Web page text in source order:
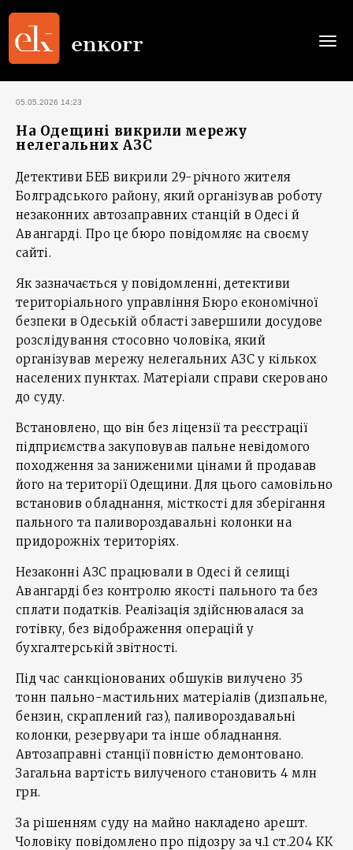
05.05.2026 14:23
На Одещині викрили мережу
нелегальних АЗС
Детективи БЕБ викрили 29-річного жителя
Болградського району, який організував роботу
незаконних автозаправних станцій в Одесі й
Авангарді. Про це бюро повідомляє на своєму
сайті.
Як зазначається у повідомленні, детективи
територіального управління Бюро економічної
безпеки в Одеській області завершили досудове
розслідування стосовно чоловіка, який
організував мережу нелегальних АЗС у кількох
населених пунктах. Матеріали справи скеровано
до суду.
Встановлено, що він без ліцензії та реєстрації
підприємства закуповував пальне невідомого
походження за заниженими цінами й продавав
його на території Одещини. Для цього самовільно
встановив обладнання, місткості для зберігання
пального та паливороздавальні колонки на
придорожніх територіях.
Незаконні АЗС працювали в Одесі й селищі
Авангарді без контролю якості пального та без
сплати податків. Реалізація здійснювалася за
готівку, без відображення операцій у
бухгалтерській звітності.
Під час санкціонованих обшуків вилучено 35
тонн пально-мастильних матеріалів (дизпальне,
бензин, скраплений газ), паливороздавальні
колонки, резервуари та інше обладнання.
Автозаправні станції повністю демонтовано.
Загальна вартість вилученого становить 4 млн
грн.
За рішенням суду на майно накладено арешт.
Чоловіку повідомлено про підозру за ч.1 ст.204 КК